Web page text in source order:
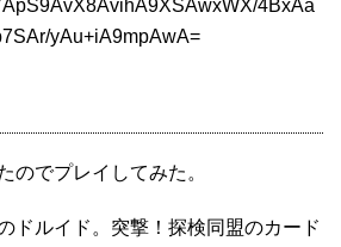
4BxAa
yAu+iA9mpAwA=
のでプレイしてみた。
ドルイド。突撃！探検同盟のカード